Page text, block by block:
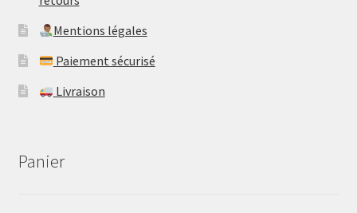
Mentions légales
Paiement sécurisé
Livraison
Panier